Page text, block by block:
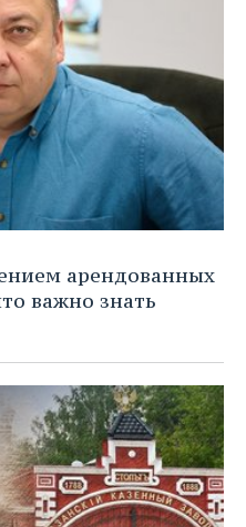
арендованных
важно знать